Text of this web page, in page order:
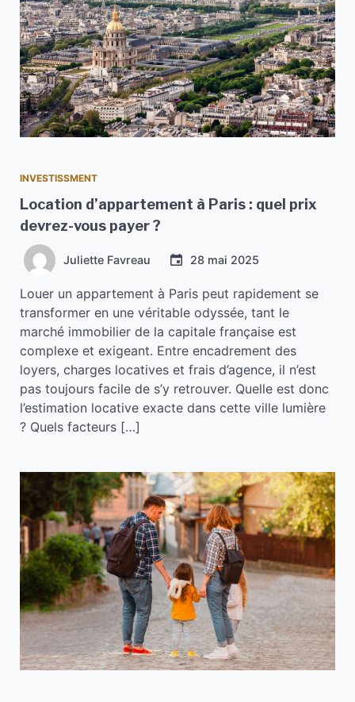
INVESTISSMENT
Location d’appartement à Paris : quel prix
devrez-vous payer ?
Juliette Favreau 28 mai 2025
Louer un appartement à Paris peut rapidement se
transformer en une véritable odyssée, tant le
marché immobilier de la capitale française est
complexe et exigeant. Entre encadrement des
loyers, charges locatives et frais d’agence, il n’est
pas toujours facile de s’y retrouver. Quelle est donc
l’estimation locative exacte dans cette ville lumière
? Quels facteurs […]